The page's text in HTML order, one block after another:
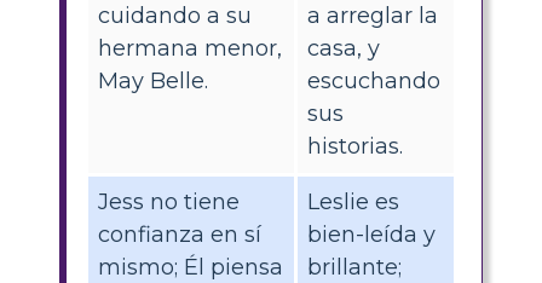
cuidando a su
hermana menor,
May Belle.
a arreglar la
casa, y
escuchando
sus
historias.
Jess no tiene
confianza en sí
mismo; Él piensa
Leslie es
bien-leída y
brillante;